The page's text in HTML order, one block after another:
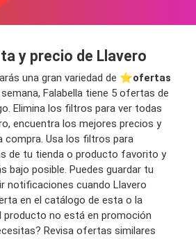
y precio de Llavero
una gran variedad de ⭐️ofertas
Falabella tiene 5 ofertas de
Elimina los filtros para ver todas
encuentra los mejores precios y
compra. Usa los filtros para
de tu tienda o producto favorito y
bajo posible. Puedes guardar tu
notificaciones cuando Llavero
en el catálogo de esta o la
producto no está en promoción
Revisa ofertas similares